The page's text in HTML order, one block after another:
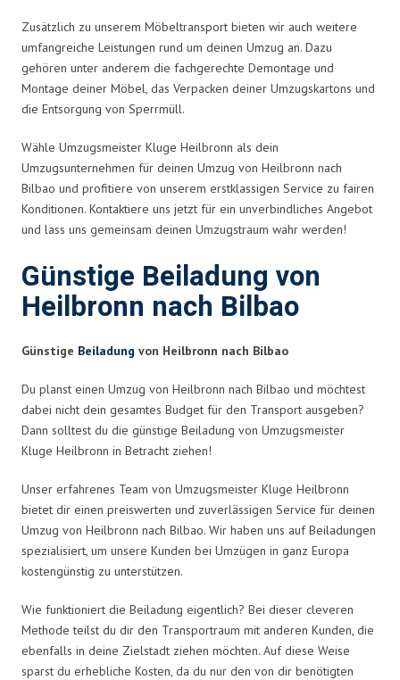
Zusätzlich zu unserem Möbeltransport bieten wir auch weitere
umfangreiche Leistungen rund um deinen Umzug an. Dazu
gehören unter anderem die fachgerechte Demontage und
Montage deiner Möbel, das Verpacken deiner Umzugskartons und
die Entsorgung von Sperrmüll.
Wähle Umzugsmeister Kluge Heilbronn als dein
Umzugsunternehmen für deinen Umzug von Heilbronn nach
Bilbao und profitiere von unserem erstklassigen Service zu fairen
Konditionen. Kontaktiere uns jetzt für ein unverbindliches Angebot
und lass uns gemeinsam deinen Umzugstraum wahr werden!
Günstige Beiladung von
Heilbronn nach Bilbao
Günstige Beiladung von Heilbronn nach Bilbao
Du planst einen Umzug von Heilbronn nach Bilbao und möchtest
dabei nicht dein gesamtes Budget für den Transport ausgeben?
Dann solltest du die günstige Beiladung von Umzugsmeister
Kluge Heilbronn in Betracht ziehen!
Unser erfahrenes Team von Umzugsmeister Kluge Heilbronn
bietet dir einen preiswerten und zuverlässigen Service für deinen
Umzug von Heilbronn nach Bilbao. Wir haben uns auf Beiladungen
spezialisiert, um unsere Kunden bei Umzügen in ganz Europa
kostengünstig zu unterstützen.
Wie funktioniert die Beiladung eigentlich? Bei dieser cleveren
Methode teilst du dir den Transportraum mit anderen Kunden, die
ebenfalls in deine Zielstadt ziehen möchten. Auf diese Weise
sparst du erhebliche Kosten, da du nur den von dir benötigten